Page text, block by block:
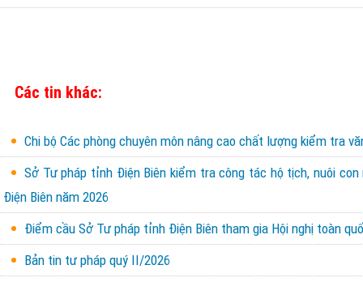
Các tin khác:
Chi bộ Các phòng chuyên môn nâng cao chất lượng kiểm tra
Sở Tư pháp tỉnh Điện Biên kiểm tra công tác hộ tịch, nuôi
Điện Biên năm 2026
Điểm cầu Sở Tư pháp tỉnh Điện Biên tham gia Hội nghị toàn
Bản tin tư pháp quý II/2026